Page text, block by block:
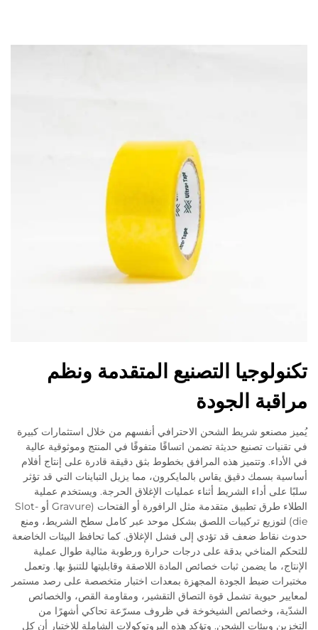
تكنولوجيا التصنيع المتقدمة ونظم
مراقبة الجودة
يُميز مصنعو شريط الشحن الاحترافي أنفسهم من خلال استثمارات كبيرة
في تقنيات تصنيع حديثة تضمن اتساقًا متفوقًا في المنتج وموثوقية عالية
في الأداء. وتتميز هذه المرافق بخطوط بثق دقيقة قادرة على إنتاج أفلام
أساسية بسمك دقيق يقاس بالمايكرون، مما يزيل التباينات التي قد تؤثر
سلبًا على أداء الشريط أثناء عمليات الإغلاق الحرجة. ويستخدم عملية
الطلاء طرق تطبيق متقدمة مثل الرافورة أو الفتحات (Gravure أو Slot-
die) لتوزيع تركيبات اللصق بشكل موحد عبر كامل سطح الشريط، ومنع
حدوث نقاط ضعف قد تؤدي إلى فشل الإغلاق. كما تحافظ البيئات الخاضعة
للتحكم المناخي بدقة على درجات حرارة ورطوبة مثالية طوال عملية
الإنتاج، ما يضمن ثبات خصائص المادة اللاصقة وقابليتها للتنبؤ بها. وتعمل
مختبرات ضبط الجودة المجهزة بمعدات اختبار متخصصة على رصد مستمر
لمعايير حيوية تشمل قوة التصاق التقشير، ومقاومة القص، والخصائص
الشدّية، وخصائص الشيخوخة في ظروف مسرّعة تحاكي أشهرًا من
التخزين وبيئات الشحن. وتؤكد هذه البروتوكولات الشاملة للاختبار أن كل